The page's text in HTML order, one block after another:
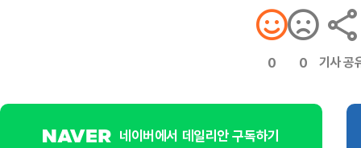
0 0 기사 공
네이버에서 데일리안 구독하기